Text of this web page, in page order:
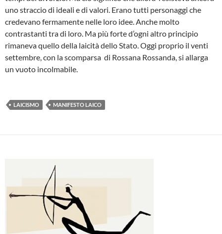
uno straccio di ideali e di valori. Erano tutti personaggi che
credevano fermamente nelle loro idee. Anche molto
contrastanti tra di loro. Ma più forte d’ogni altro principio
rimaneva quello della laicità dello Stato. Oggi proprio il venti
settembre, con la scomparsa di Rossana Rossanda, si allarga
un vuoto incolmabile.
LAICISMO MANIFESTO LAICO